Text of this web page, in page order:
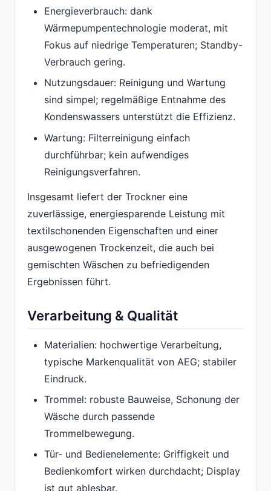
Energieverbrauch: dank
Wärmepumpentechnologie moderat, mit
Fokus auf niedrige Temperaturen; Standby-
Verbrauch gering.
Nutzungsdauer: Reinigung und Wartung
sind simpel; regelmäßige Entnahme des
Kondenswassers unterstützt die Effizienz.
Wartung: Filterreinigung einfach
durchführbar; kein aufwendiges
Reinigungsverfahren.
Insgesamt liefert der Trockner eine
zuverlässige, energiesparende Leistung mit
textilschonenden Eigenschaften und einer
ausgewogenen Trockenzeit, die auch bei
gemischten Wäschen zu befriedigenden
Ergebnissen führt.
Verarbeitung & Qualität
Materialien: hochwertige Verarbeitung,
typische Markenqualität von AEG; stabiler
Eindruck.
Trommel: robuste Bauweise, Schonung der
Wäsche durch passende
Trommelbewegung.
Tür- und Bedienelemente: Griffigkeit und
Bedienkomfort wirken durchdacht; Display
ist gut ablesbar.